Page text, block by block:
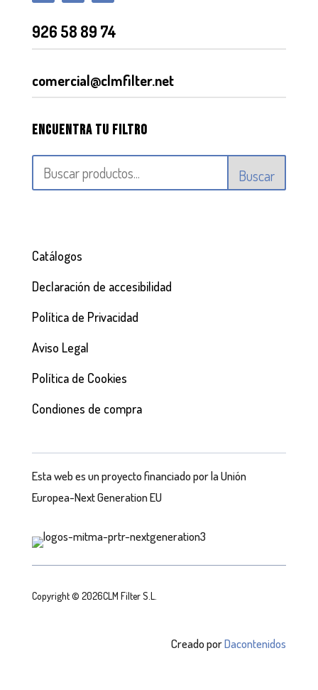
926 58 89 74
comercial@clmfilter.net
Encuentra tu filtro
Buscar
Catálogos
Declaración de accesibilidad
Política de Privacidad
Aviso Legal
Política de Cookies
Condiones de compra
Esta web es un proyecto financiado por la Unión
Europea-Next Generation EU
Copyright © 2026CLM Filter S.L.
Creado porDacontenidos